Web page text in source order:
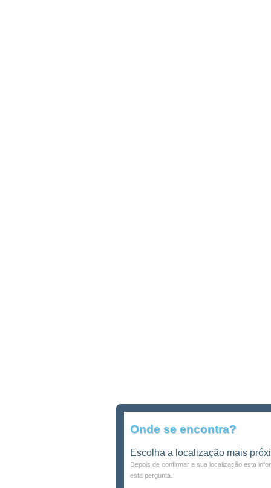
Onde se encontra?
Escolha a localização mais
Depois de confirmar a sua localização esta
esta pergunta.